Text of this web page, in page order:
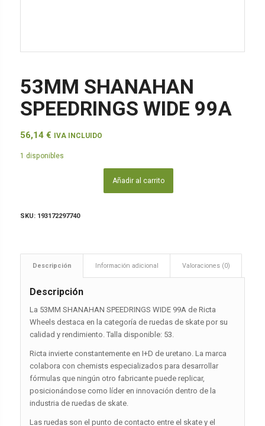
53MM SHANAHAN
SPEEDRINGS WIDE 99A
56,14 € IVA INCLUIDO
1 disponibles
Añadir al carrito
SKU: 193172297740
Descripción Información adicional Valoraciones (0)
Descripción
La 53MM SHANAHAN SPEEDRINGS WIDE 99A de Ricta
Wheels destaca en la categoría de ruedas de skate por su
calidad y rendimiento. Talla disponible: 53.
Ricta invierte constantemente en I+D de uretano. La marca
colabora con chemists especializados para desarrollar
fórmulas que ningún otro fabricante puede replicar,
posicionándose como líder en innovación dentro de la
industria de ruedas de skate.
Las ruedas son el punto de contacto entre el skate y el